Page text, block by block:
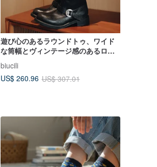
遊び心のあるラウンドトゥ、ワイド
な筒幅とヴィンテージ感のあるロン
biucili
US$ 260.96 US$ 307.01